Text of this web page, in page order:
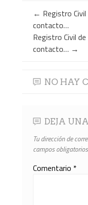
← Registro
contacto…
Registro Civil
contacto… →
NO HAY
DEJA
Tu dirección de
campos
Comentario *